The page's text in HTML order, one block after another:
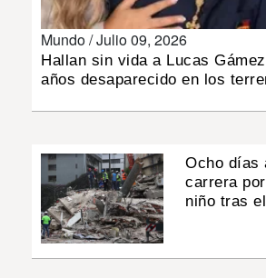
Mundo /Julio 09, 2026
Hallan sin vida a Lucas
años desaparecido en los
Ocho días
carrera
niño tras